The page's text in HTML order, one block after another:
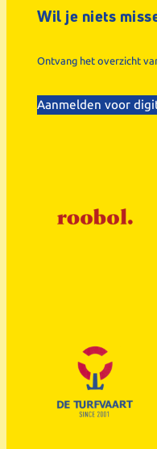
Wil je niets
Ontvang het overzicht
Aanmelden voor